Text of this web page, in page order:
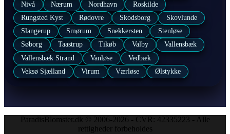
Nivå
Nærum Nordhavn
Roskilde
Rungsted Kyst
Rødovre Skodsborg
Skovlunde
Slangerup
Smørum Snekkersten
Stenløse
Søborg
Taastrup Tikøb Valby
Vallensbæk
Vallensbæk Strand
Vanløse
Vedbæk
Veksø Sjælland
Virum Værløse Ølstykke
ParadisBlomster.dk © 2006-2026 - CVR: 42335223 - Alle
rettigheder forbeholdes